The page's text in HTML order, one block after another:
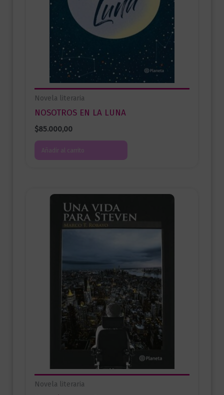
Novela literaria
NOSOTROS EN LA LUNA
$85.000,00
Añadir al carrito
Novela literaria